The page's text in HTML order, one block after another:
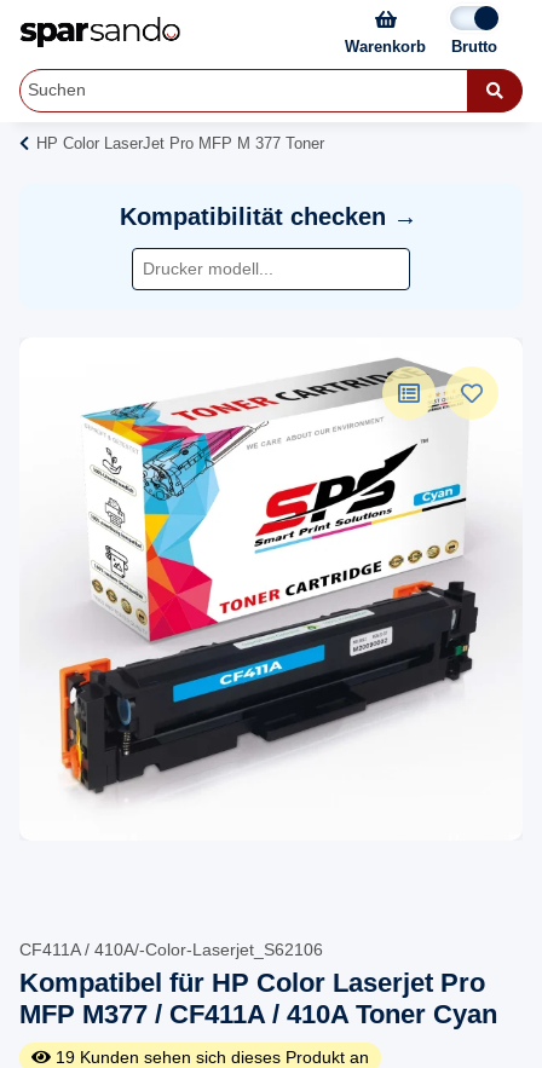
Warenkorb
HP Color LaserJet Pro MFP M 377 Toner
Kompatibilität checken →
CF411A / 410A/-Color-Laserjet_S62106
Kompatibel für HP Color Laserjet Pro
MFP M377 / CF411A / 410A Toner Cyan
19 Kunden sehen sich dieses Produkt an